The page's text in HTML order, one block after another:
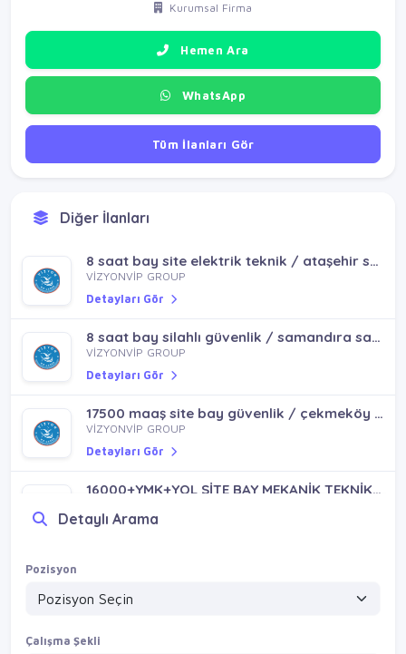
Kurumsal Firma
Hemen Ara
WhatsApp
Tüm İlanları Gör
Diğer İlanları
8 saat bay site elektrik teknik / ataşehir sancaktepe çekmeköy ümraniye
VİZYONVİP GROUP
Detayları Gör
8 saat bay silahlı güvenlik / samandıra sarıgazi yenidoğan taşdelen
VİZYONVİP GROUP
Detayları Gör
17500 maaş site bay güvenlik / çekmeköy mimarsinan mh
VİZYONVİP GROUP
Detayları Gör
16000+YMK+YOL SİTE BAY MEKANİK TEKNİK / SANCAKTEPE SAMANDIRA SARIGAZİ TAŞDELEN YENİDOĞAN
Detayları Gör
Detayları Gör
Detaylı Arama
Pozisyon
Çalışma Şekli